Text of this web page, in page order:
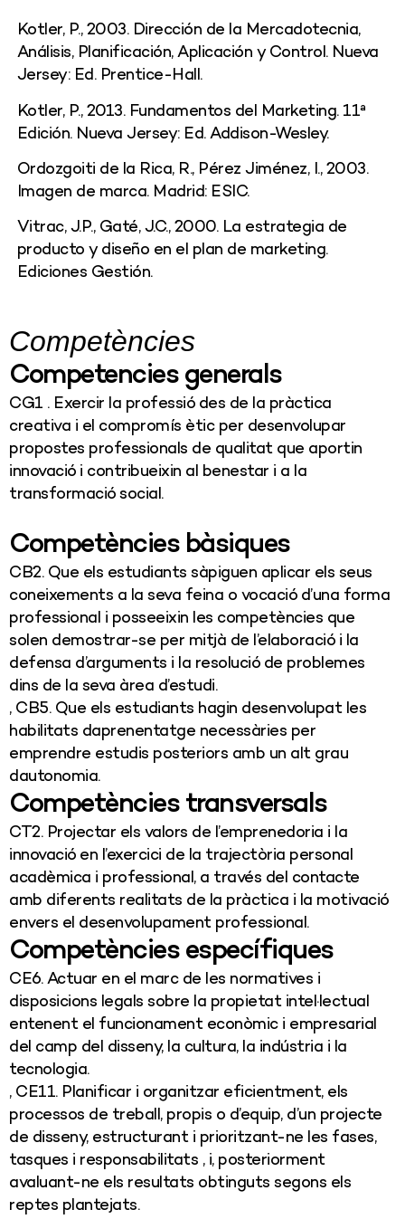
Kotler, P., 2003. Dirección de la Mercadotecnia,
Análisis, Planificación, Aplicación y Control. Nueva
Jersey: Ed. Prentice-Hall.
Kotler, P., 2013. Fundamentos del Marketing. 11ª
Edición. Nueva Jersey: Ed. Addison-Wesley.
Ordozgoiti de la Rica, R., Pérez Jiménez, I., 2003.
Imagen de marca. Madrid: ESIC.
Vitrac, J.P., Gaté, J.C., 2000. La estrategia de
producto y diseño en el plan de marketing.
Ediciones Gestión.
Competències
Competencies generals
CG1 . Exercir la professió des de la pràctica
creativa i el compromís ètic per desenvolupar
propostes professionals de qualitat que aportin
innovació i contribueixin al benestar i a la
transformació social.
Competències bàsiques
CB2. Que els estudiants sàpiguen aplicar els seus
coneixements a la seva feina o vocació d’una forma
professional i posseeixin les competències que
solen demostrar-se per mitjà de l’elaboració i la
defensa d’arguments i la resolució de problemes
dins de la seva àrea d’estudi.
, CB5. Que els estudiants hagin desenvolupat les
habilitats daprenentatge necessàries per
emprendre estudis posteriors amb un alt grau
dautonomia.
Competències transversals
CT2. Projectar els valors de l’emprenedoria i la
innovació en l’exercici de la trajectòria personal
acadèmica i professional, a través del contacte
amb diferents realitats de la pràctica i la motivació
envers el desenvolupament professional.
Competències específiques
CE6. Actuar en el marc de les normatives i
disposicions legals sobre la propietat intel·lectual
entenent el funcionament econòmic i empresarial
del camp del disseny, la cultura, la indústria i la
tecnologia.
, CE11. Planificar i organitzar eficientment, els
processos de treball, propis o d’equip, d’un projecte
de disseny, estructurant i prioritzant-ne les fases,
tasques i responsabilitats , i, posteriorment
avaluant-ne els resultats obtinguts segons els
reptes plantejats.